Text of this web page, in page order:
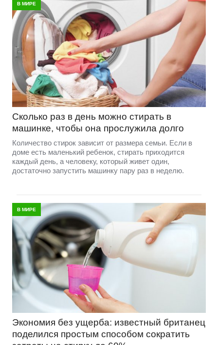
В МИРЕ
Сколько раз в день можно стирать в
машинке, чтобы она прослужила долго
Количество стирок зависит от размера семьи. Если в
доме есть маленький ребенок, стирать приходится
каждый день, а человеку, который живет один,
достаточно запустить машинку пару раз в неделю.
В МИРЕ
Экономия без ущерба: известный британец
поделился простым способом сократить